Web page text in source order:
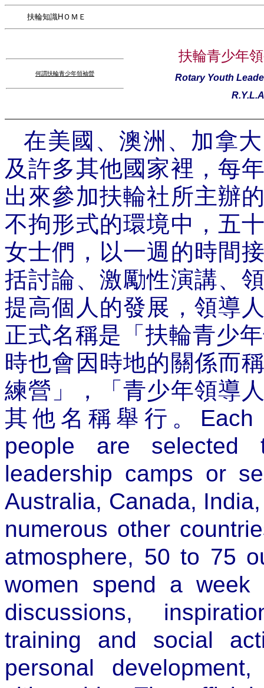
扶輪知識HＯＭＥ
何謂扶輪青少年領袖營
扶輪青少年
Rotary Youth
在美國、澳洲、加拿
及許多其他國家裡，每
出來參加扶輪社所主辦
不拘形式的環境中，五
女士們，以一週的時間
括討論、激勵性演講、
提高個人的發展，領導
正式名稱是「扶輪青少
時也會因時地的關係而
練營」，「青少年領導
其他名稱舉行。 Each
people are selected
leadership camps or
Australia, Canada,
numerous other
atmosphere, 50 to 75
women spend a
discussions,
training and social
personal